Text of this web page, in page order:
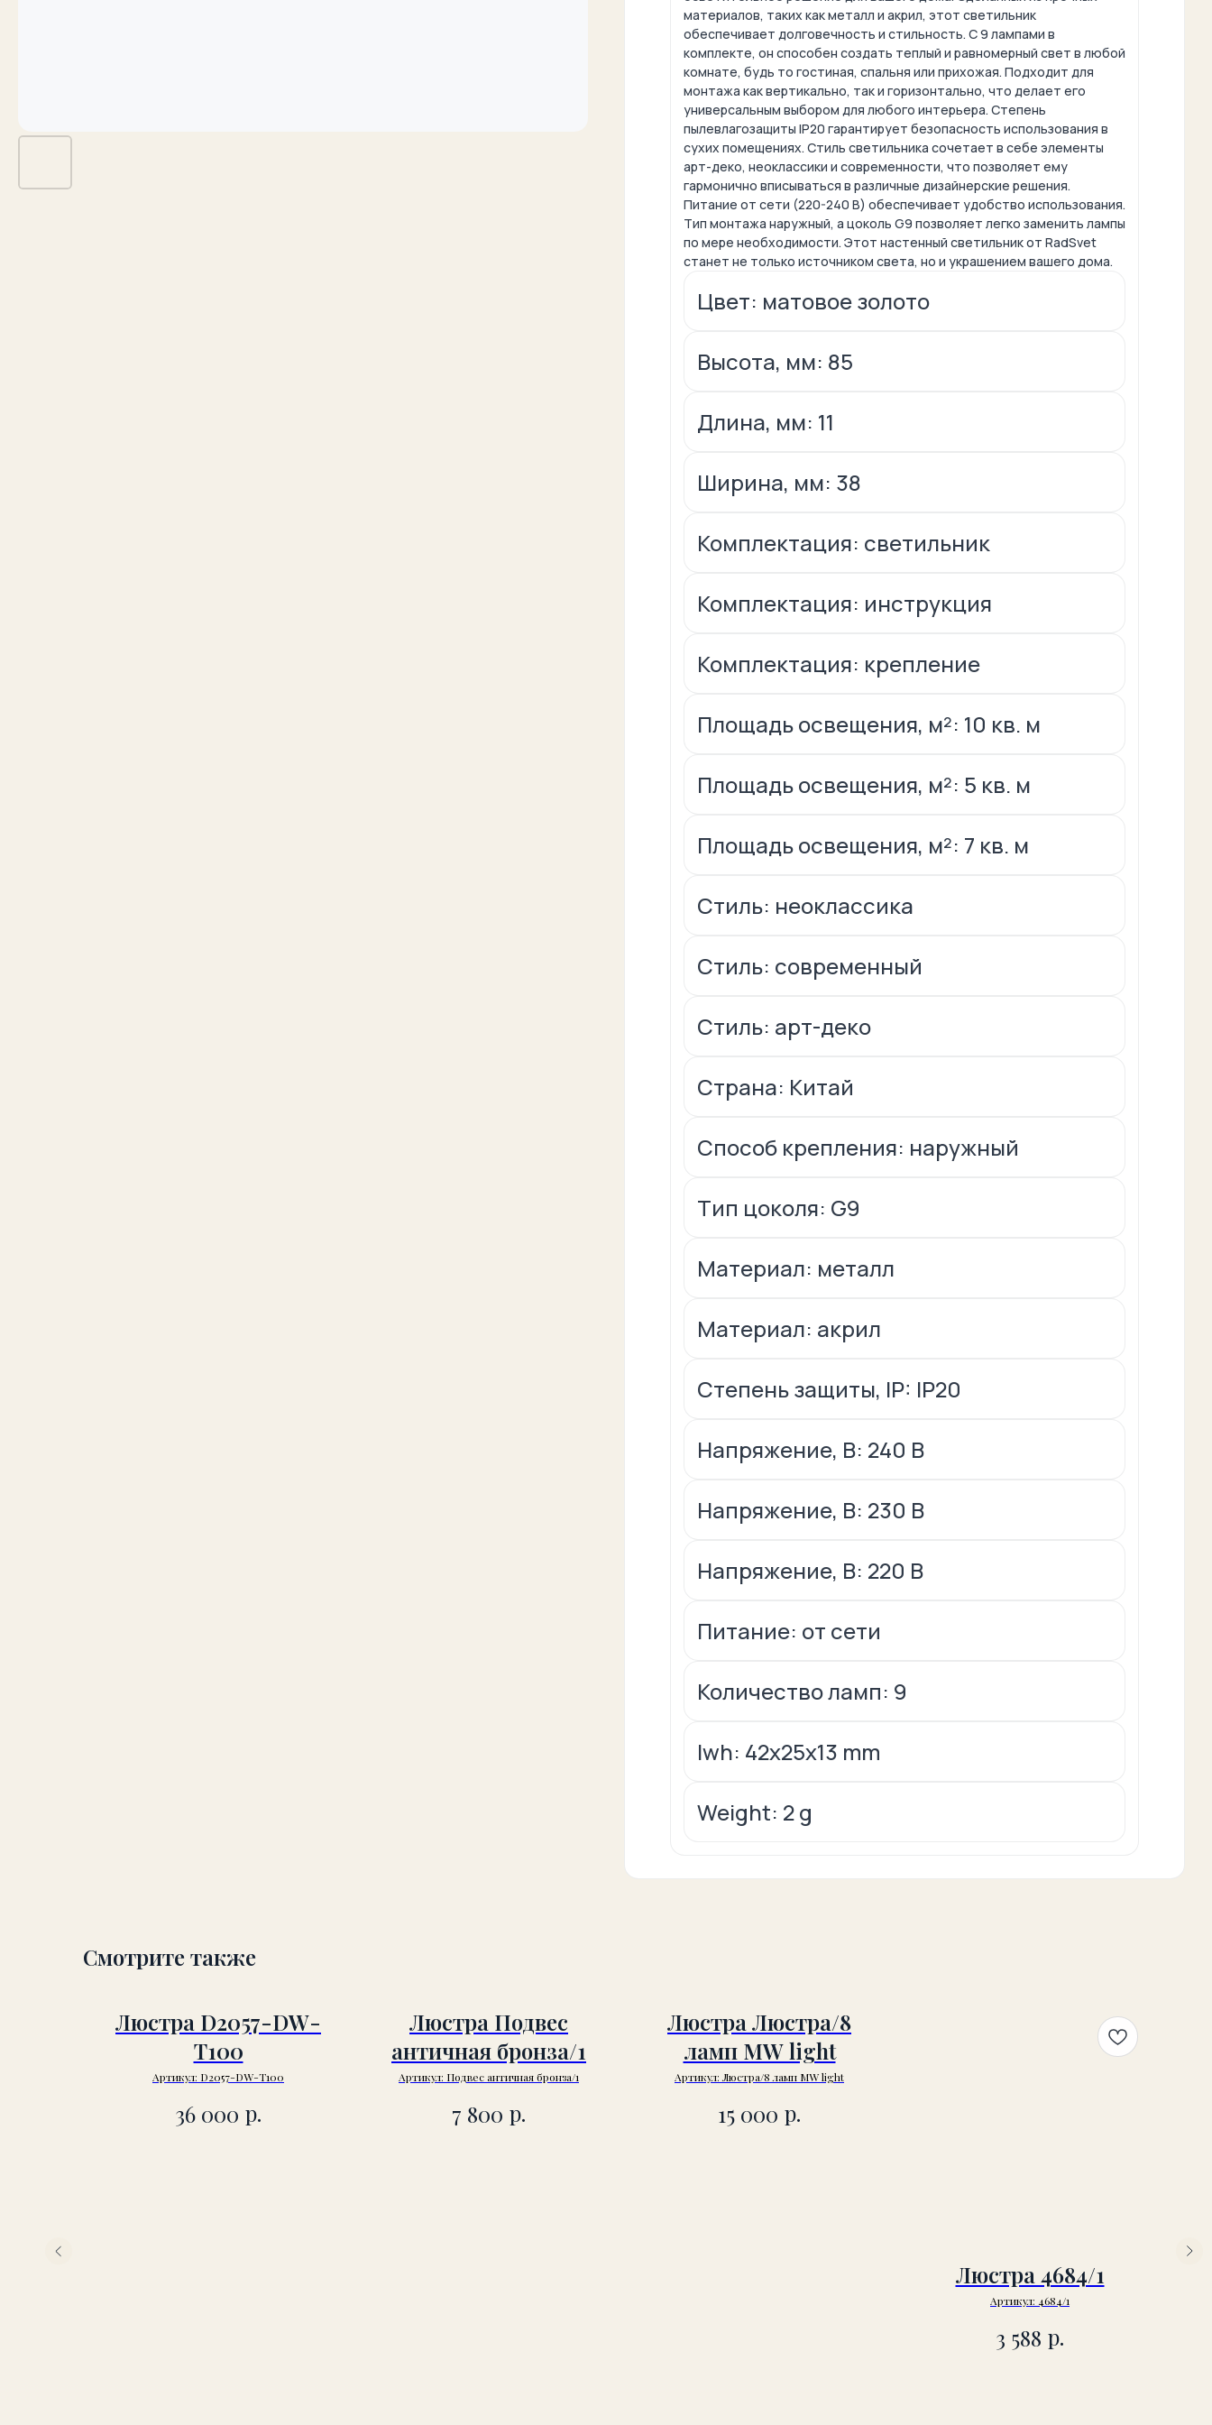
материалов, таких как металл и акрил, этот светильник
обеспечивает долговечность и стильность. С 9 лампами в
комплекте, он способен создать теплый и равномерный свет в любой
комнате, будь то гостиная, спальня или прихожая. Подходит для
монтажа как вертикально, так и горизонтально, что делает его
универсальным выбором для любого интерьера. Степень
пылевлагозащиты IP20 гарантирует безопасность использования в
сухих помещениях. Стиль светильника сочетает в себе элементы
арт-деко, неоклассики и современности, что позволяет ему
гармонично вписываться в различные дизайнерские решения.
Питание от сети (220-240 В) обеспечивает удобство использования.
Тип монтажа наружный, а цоколь G9 позволяет легко заменить лампы
по мере необходимости. Этот настенный светильник от RadSvet
станет не только источником света, но и украшением вашего дома.
Цвет: матовое золото
Высота, мм: 85
Длина, мм: 11
Ширина, мм: 38
Комплектация: светильник
Комплектация: инструкция
Комплектация: крепление
Площадь освещения, м²: 10 кв. м
Площадь освещения, м²: 5 кв. м
Площадь освещения, м²: 7 кв. м
Стиль: неоклассика
Стиль: современный
Стиль: арт-деко
Страна: Китай
Способ крепления: наружный
Тип цоколя: G9
Материал: металл
Материал: акрил
Степень защиты, IP: IP20
Напряжение, В: 240 В
Напряжение, В: 230 В
Напряжение, В: 220 В
Питание: от сети
Количество ламп: 9
lwh: 42x25x13 mm
Weight: 2 g
Смотрите также
Люстра D2057-DW-
T100
Артикул: D2057-DW-T100
36 000 р.
Люстра Подвес
античная бронза/1
Артикул: Подвес античная бронза/1
7 800 р.
Люстра Люстра/8
ламп MW light
Артикул: Люстра/8 ламп MW light
15 000 р.
Люстра 4684/1
Артикул: 4684/1
3 588 р.